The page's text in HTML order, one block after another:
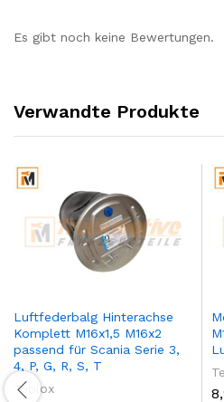
Es gibt noch keine Bewertungen.
Verwandte Produkte
Luftfederbalg Hinterachse
Komplett M16x1,5 M16x2
passend für Scania Serie 3,
4, P, G, R, S, T
Teblox